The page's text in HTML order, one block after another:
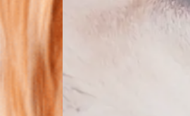
Ver ofertas